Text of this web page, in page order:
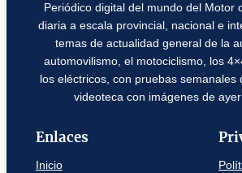
Periódico digital del mundo del Motor
diaria a escala provincial, nacional e
temas de actualidad general de la
automovilismo, el motociclismo, los
los eléctricos, con pruebas semanales
videoteca con imágenes de
Enlaces
Inicio